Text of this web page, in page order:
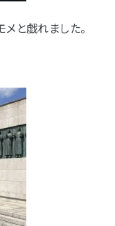
と戯れました。